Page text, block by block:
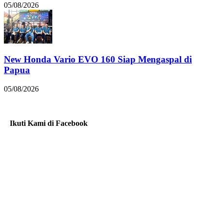
05/08/2026
New Honda Vario EVO 160 Siap Mengaspal di
Papua
05/08/2026
Ikuti Kami di Facebook